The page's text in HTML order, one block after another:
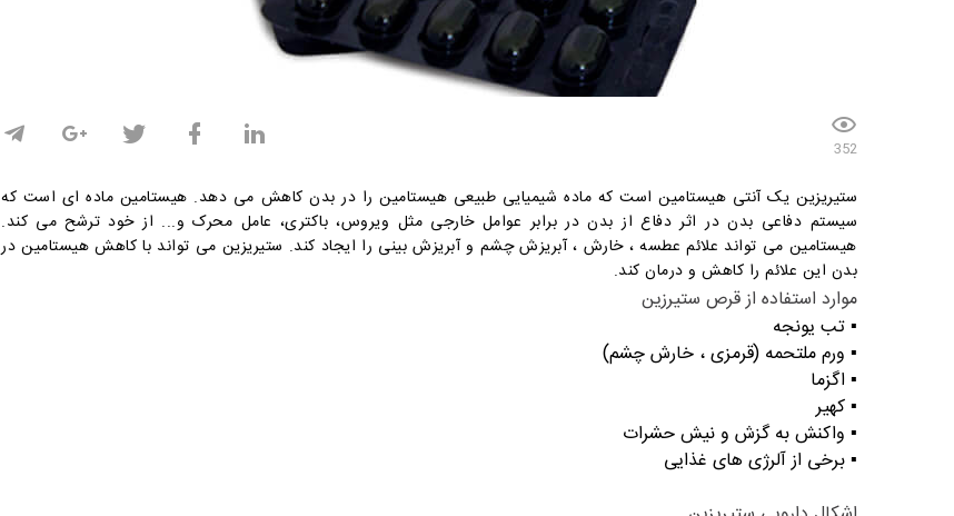
352
ستیریزین یک آنتی هیستامین است که ماده شیمیایی طبیعی هیستامین را در بدن کاهش می دهد. هیستامین ماده ای است که
سیستم دفاعی بدن در اثر دفاع از بدن در برابر عوامل خارجی مثل ویروس، باکتری، عامل محرک و... از خود ترشح می کند.
هیستامین می تواند علائم عطسه ، خارش ، آبریزش چشم و آبریزش بینی را ایجاد کند. ستیریزین می تواند با کاهش هیستامین در
بدن این علائم را کاهش و درمان کند.
موارد استفاده از قرص ستیرزین
▪️ تب یونجه
▪️ ورم ملتحمه (قرمزی ، خارش چشم)
▪️ اگزما
▪️ کهیر
▪️ واکنش به گزش و نیش حشرات
▪️ برخی از آلرژی های غذایی